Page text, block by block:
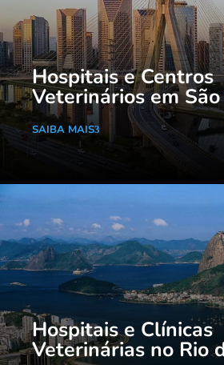
Hospitais e Centros
Veterinários em
SAIBA MAIS
Hospitais e Clínicas
Veterinárias no Rio